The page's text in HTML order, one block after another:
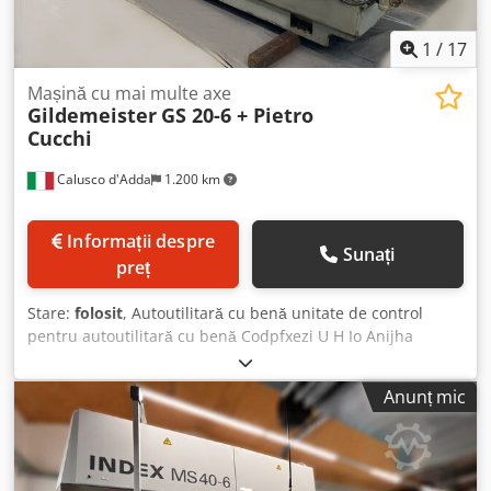
1 / 17
Calusco d'Adda 1.200 km
Mașină cu mai multe axe
Gildemeister GS 20-6 + Pietro
Cucchi
preț
Sunați
Stare: folosit, Autoutilitară cu benă unitate de control
pentru autoutilitară cu benă Codpfxezi U H Io Anijha
Sistem de încărcare complet Pietro Cucchi
Anunț mic